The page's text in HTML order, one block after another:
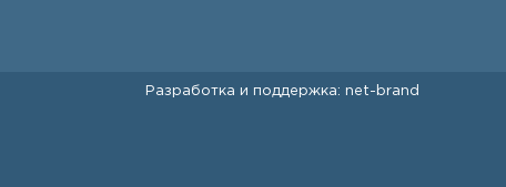
Разработка и поддержка: net- brand